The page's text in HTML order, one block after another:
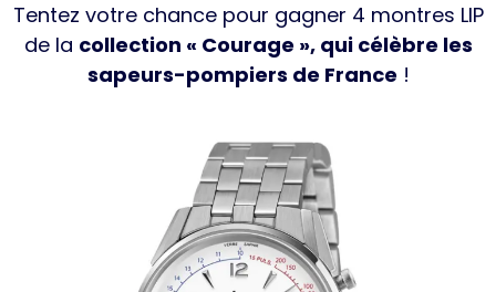
Tentez votre chance pour gagner 4 montres LIP
de la collection « Courage », qui célèbre les
sapeurs-pompiers de France !